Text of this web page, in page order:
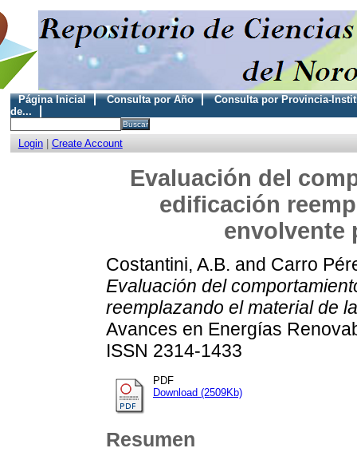
Página Inicial Consulta por Año
Consulta por Provincia-
de...
Login| Create Account
Evaluación del
edificación
envolvente
Costantini, A.B. and Carro
Evaluación del
reemplazando el material de
Avances en Energías
ISSN 2314-1433
PDF
Download (2509Kb)
Resumen